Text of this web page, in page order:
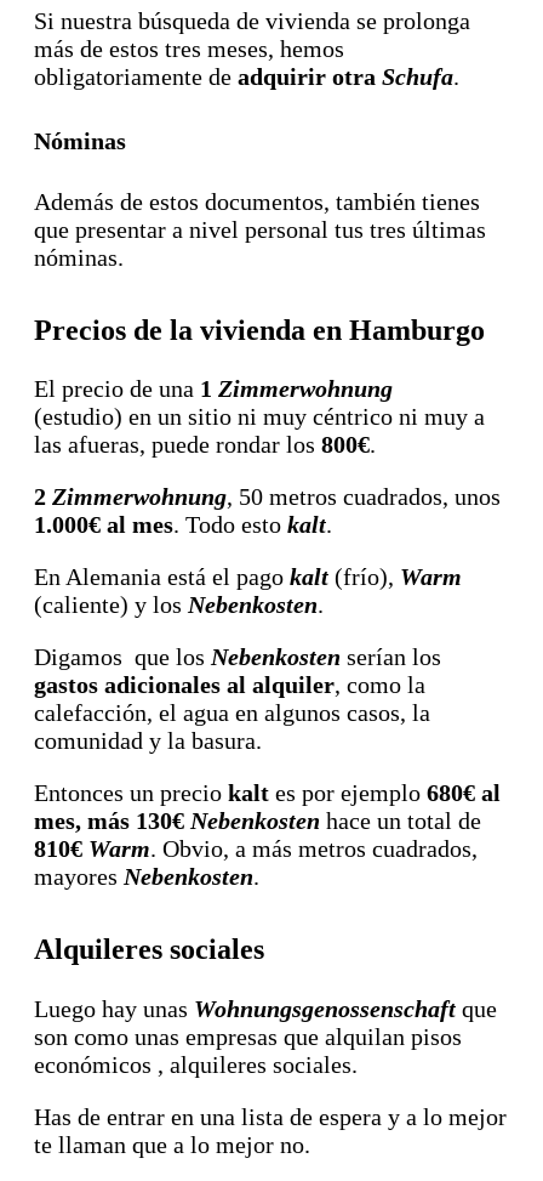
Si nuestra búsqueda de vivienda se prolonga
más de estos tres meses, hemos
obligatoriamente de adquirir otra Schufa.
Nóminas
Además de estos documentos, también tienes
que presentar a nivel personal tus tres últimas
nóminas.
Precios de la vivienda en Hamburgo
El precio de una 1 Zimmerwohnung
(estudio) en un sitio ni muy céntrico ni muy a
las afueras, puede rondar los 800€.
2 Zimmerwohnung, 50 metros cuadrados, unos
1.000€ al mes. Todo esto kalt.
En Alemania está el pago kalt (frío), Warm
(caliente) y los Nebenkosten.
Digamos que los Nebenkosten serían los
gastos adicionales al alquiler, como la
calefacción, el agua en algunos casos, la
comunidad y la basura.
Entonces un precio kalt es por ejemplo 680€ al
mes, más 130€ Nebenkosten hace un total de
810€ Warm. Obvio, a más metros cuadrados,
mayores Nebenkosten.
Alquileres sociales
Luego hay unas Wohnungsgenossenschaft que
son como unas empresas que alquilan pisos
económicos , alquileres sociales.
Has de entrar en una lista de espera y a lo mejor
te llaman que a lo mejor no.